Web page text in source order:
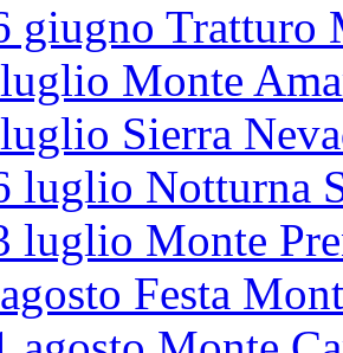
giugno Tratturo
Monte
Sierra
luglio Notturna
luglio Monte
Festa